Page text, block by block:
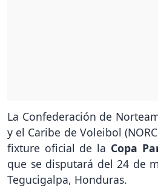
La Confederación de
y el Caribe de Voleibol
fixture oficial de la Copa
que se disputará del 24 de
Tegucigalpa, Honduras.